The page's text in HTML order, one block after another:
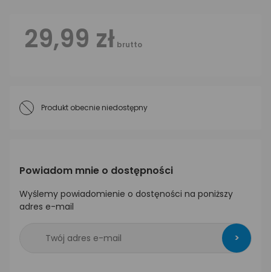
29,99 zł brutto
Produkt obecnie niedostępny
Powiadom mnie o dostępności
Wyślemy powiadomienie o dostęności na poniższy
adres e-mail
>